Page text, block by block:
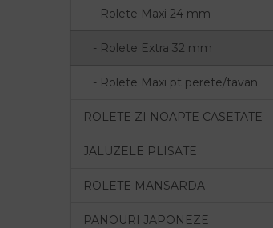
- Rolete Maxi 24 mm
- Rolete Extra 32 mm
- Rolete Maxi pt perete/tavan
ROLETE ZI NOAPTE CASETATE
JALUZELE PLISATE
ROLETE MANSARDA
PANOURI JAPONEZE